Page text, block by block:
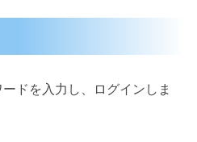
ドを入力し、ログインしま